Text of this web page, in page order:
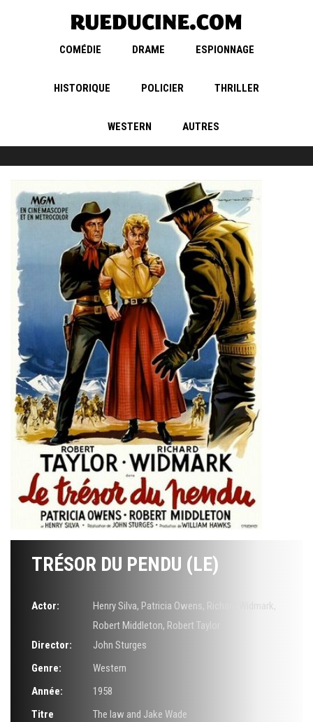
COMÉDIE DRAME ESPIONNAGE
HISTORIQUE POLICIER THRILLER
WESTERN AUTRES
TRÉSOR DU PENDU (LE)
Actor: Henry Silva, Patricia Owens, Richard Widmark,
Robert Middleton, Robert Taylor
Director:
John Sturges
Genre:
Western
Année:
1958
Titre
The law and Jake Wade